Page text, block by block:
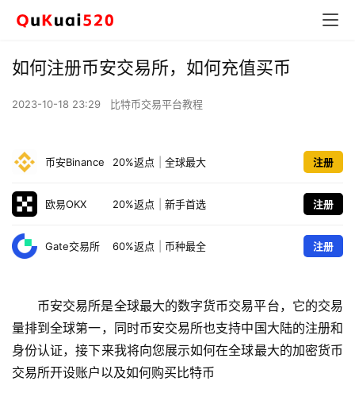
如何注册币安交易所，如何充值买币
2023-10-18 23:29 比特币交易平台教程
币安Binance 20%返点 全球最大 注册
欧易OKX 20%返点 新手首选 注册
Gate交易所 60%返点 币种最全 注册
币安交易所是全球最大的数字货币交易平台，它的交易
量排到全球第一，同时币安交易所也支持中国大陆的注册和
身份认证，接下来我将向您展示如何在全球最大的加密货币
交易所开设账户以及如何购买比特币